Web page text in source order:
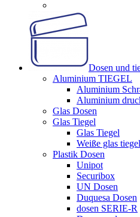
Dosen und
Aluminium TIEGEL
Aluminium
Aluminium
Glas Dosen
Glas Tiegel
Glas Tiegel
Weiße glas tiegel
Plastik Dosen
Unipot
Securibox
UN Dosen
Duquesa Dosen
dosen SERIE-R